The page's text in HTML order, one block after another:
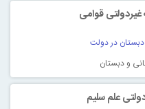
قوامی
در دولت
و دبستان
علم سلیم